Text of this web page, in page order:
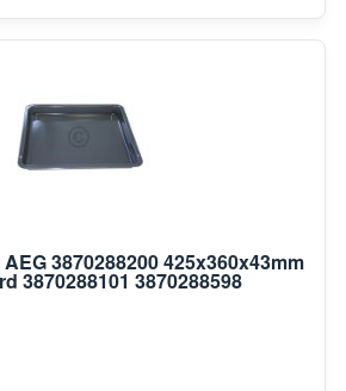
3870288200 425x360x43mm
3870288101 3870288598